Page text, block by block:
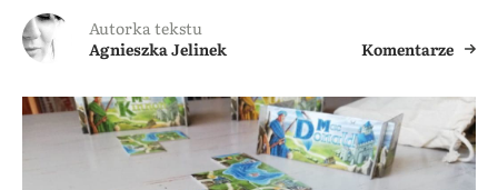
Autorka tekstu
Agnieszka Jelinek
Komentarze